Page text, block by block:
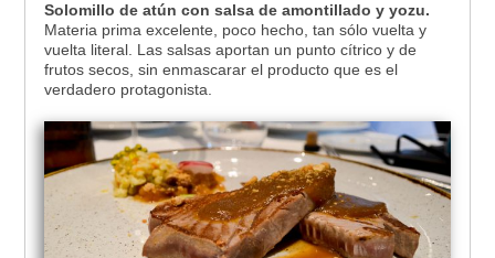
Solomillo de atún con salsa de amontillado y yozu.
Materia prima excelente, poco hecho, tan sólo vuelta y
vuelta literal. Las salsas aportan un punto cítrico y de
frutos secos, sin enmascarar el producto que es el
verdadero protagonista.